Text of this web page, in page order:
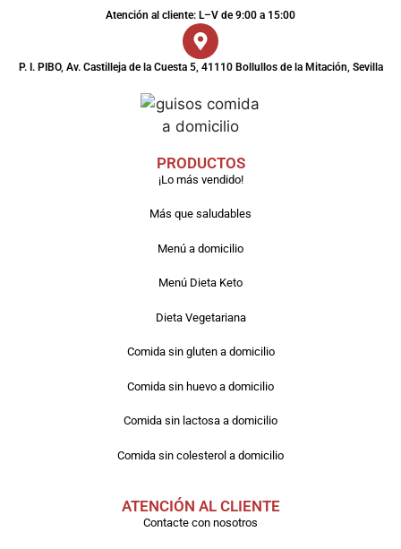
Atención al cliente: L–V de 9:00 a 15:00
P. I. PIBO, Av. Castilleja de la Cuesta 5, 41110 Bollullos de la Mitación, Sevilla
PRODUCTOS
¡Lo más vendido!
Más que saludables
Menú a domicilio
Menú Dieta Keto
Dieta Vegetariana
Comida sin gluten a domicilio
Comida sin huevo a domicilio
Comida sin lactosa a domicilio
Comida sin colesterol a domicilio
ATENCIÓN AL CLIENTE
Contacte con nosotros